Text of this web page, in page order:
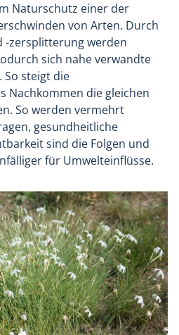
Naturschutz einer der
von Arten. Durch
-zersplitterung werden
sich nahe verwandte
steigt die
Nachkommen die gleichen
So werden vermehrt
gesundheitliche
sind die Folgen und
für Umwelteinflüsse.